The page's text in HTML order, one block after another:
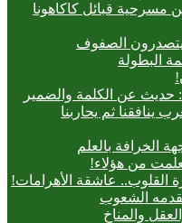
مسرحية قبائل كاكاهونا
يتصدرون الصفوف
البطولة
حديث عن الكلمة والضمير
ينافقنا ثم يحاربنا
الخرافة بالعلم
من هؤلاء!
القلوب.. عاشقة الأهرامات!
الشعوب
والمناخ